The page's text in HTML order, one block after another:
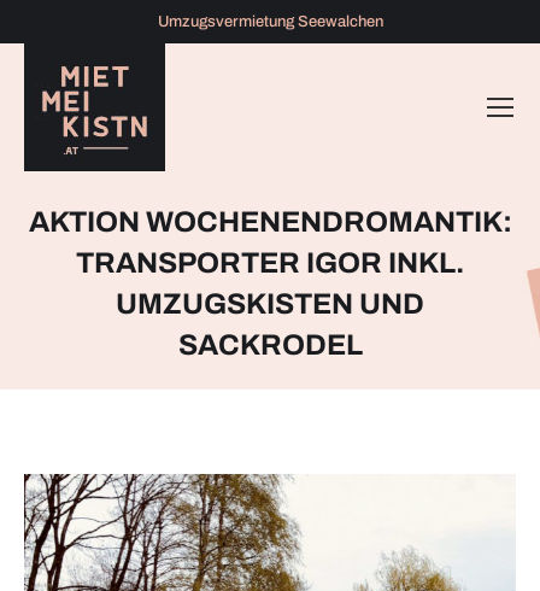
Umzugsvermietung Seewalchen
AKTION WOCHENENDROMANTIK:
TRANSPORTER IGOR INKL.
UMZUGSKISTEN UND
SACKRODEL